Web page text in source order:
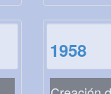
1958